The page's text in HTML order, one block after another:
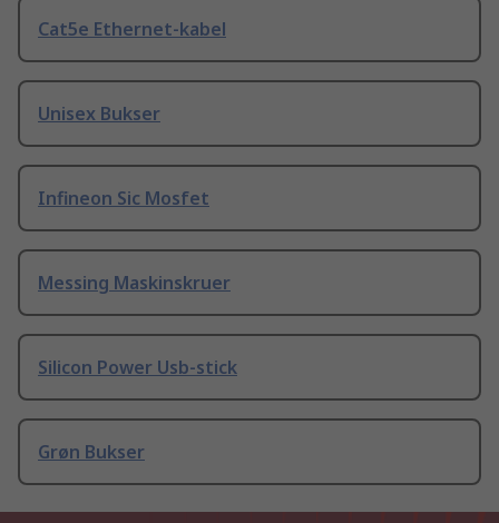
Cat5e Ethernet-kabel
Unisex Bukser
Infineon Sic Mosfet
Messing Maskinskruer
Silicon Power Usb-stick
Grøn Bukser